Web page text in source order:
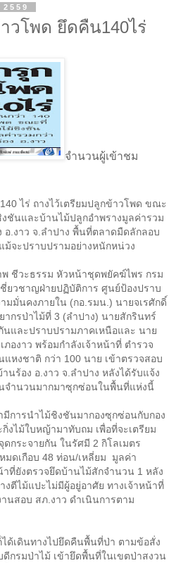
วโพด ยึดคืน140ไร่
จำนวนผู้เข้าชม
ไร่ ถางไว้เตรียมปลูกข้าวโพด ขณะ
ชันและบ้านไม้ปลูกอำพรางมูลค่ารวม
.งาว จ.ลำปาง พื้นที่ตลาดมืดลักลอบ
จะปราบปรามอย่างหนักหน่วง
พ ชีวะธรรม หัวหน้าชุดพยัคฆ์ไพร กรม
ชี่ยวชาญฝ่ายปฏิบัติการ ศูนย์ป้องปราบ
มมั่นคงภายใน (กอ.รมน.) นายจเรศักดิ์
กรป่าไม้ที่ 3 (ลำปาง) นายสักรินทร์
และปราบปรามภาคเหนือและ นาย
องาว พร้อมกำลังเจ้าหน้าที่ ตำรวจ
หงชาติ กว่า 100 นาย เข้าตรวจสอบ
ร้อง อ.งาว จ.ลำปาง หลังได้รับแจ้ง
จำนวนมากมาซุกซ่อนในพื้นที่แห่งนี้
มีการนำไม้ชิงชันมากองซุกซ่อนกับกอง
งไม้ใบหญ้ามาทับถม เพื่อที่จะเตรียม
กระจายกัน ในรัศมี 2 กิโลเมตร
มดเกือบ 48 ท่อน/เหลี่ยม มูลค่า
ที่ยังตรวจยึดบ้านไม้สักจำนวน 1 หลัง
ตีไม้แปะไม่มีผู้อยู่อาศัย ทางเจ้าหน้าที่
นสอบ สภ.งาว ดำเนินการตาม
ด้เดินทางไปยึดคืนพื้นที่ป่า ตามข้อสั่ง
กรมป่าไม้ เข้ายึดพื้นที่ในเขตป่าสงวน